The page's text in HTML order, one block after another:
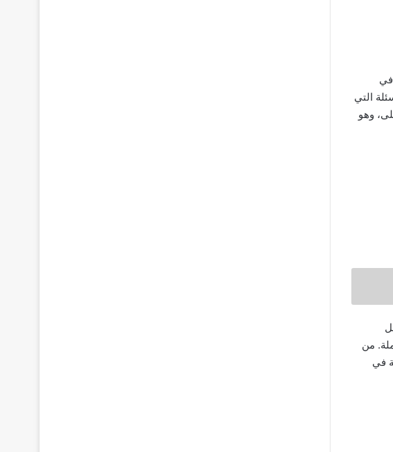
في
التي
وهو
من
في